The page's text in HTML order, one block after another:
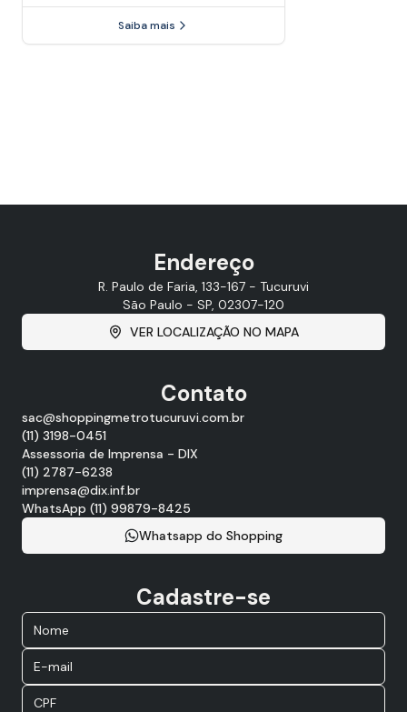
Saiba mais
Endereço
R. Paulo de Faria, 133-167 - Tucuruvi
São Paulo - SP, 02307-120
VER LOCALIZAÇÃO NO MAPA
Contato
sac@shoppingmetrotucuruvi.com.br
(11) 3198-0451
Assessoria de Imprensa - DIX
(11) 2787-6238
imprensa@dix.inf.br
WhatsApp (11) 99879-8425
Whatsapp do Shopping
Cadastre-se